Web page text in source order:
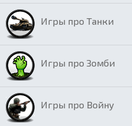
Игры про Танки
Игры про Зомби
Игры про Войну